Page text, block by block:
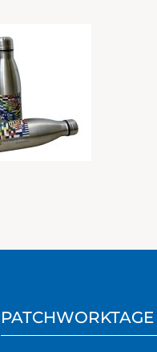
PATCHWORKTAGE